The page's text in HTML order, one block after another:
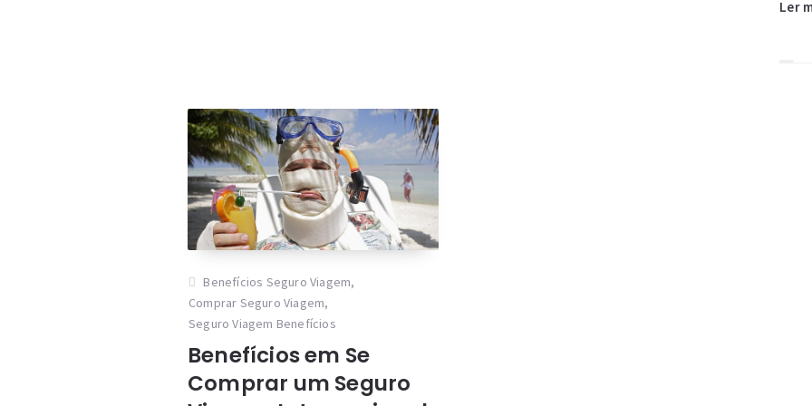
Ler
Benefícios Seguro Viagem,
Comprar Seguro Viagem,
Seguro Viagem Benefícios
Benefícios em Se
Comprar um Seguro